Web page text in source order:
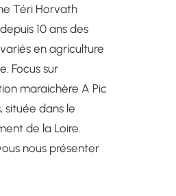
Téri Horvath
10 ans des
en agriculture
Focus sur
maraichère A Pic
située dans le
de la Loire.
nous présenter